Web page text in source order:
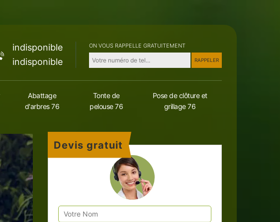
indisponible
indisponible
ON VOUS RAPPELLE GRATUITEMENT
Abattage
d'arbres 76
Tonte de
pelouse 76
Pose de clôture et
grillage 76
Devis gratuit